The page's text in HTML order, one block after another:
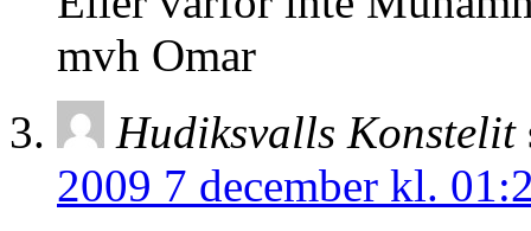
mvh Omar
Hudiksvalls Konstelit
2009 7 december kl.